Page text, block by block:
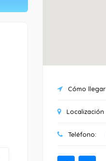
Cómo llegar
Localización
Teléfono: